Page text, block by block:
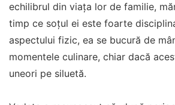
echilibrul din viața lor de familie,
timp ce soțul ei este foarte
aspectului fizic, ea se bucură de
momentele culinare, chiar dacă
uneori pe siluetă.